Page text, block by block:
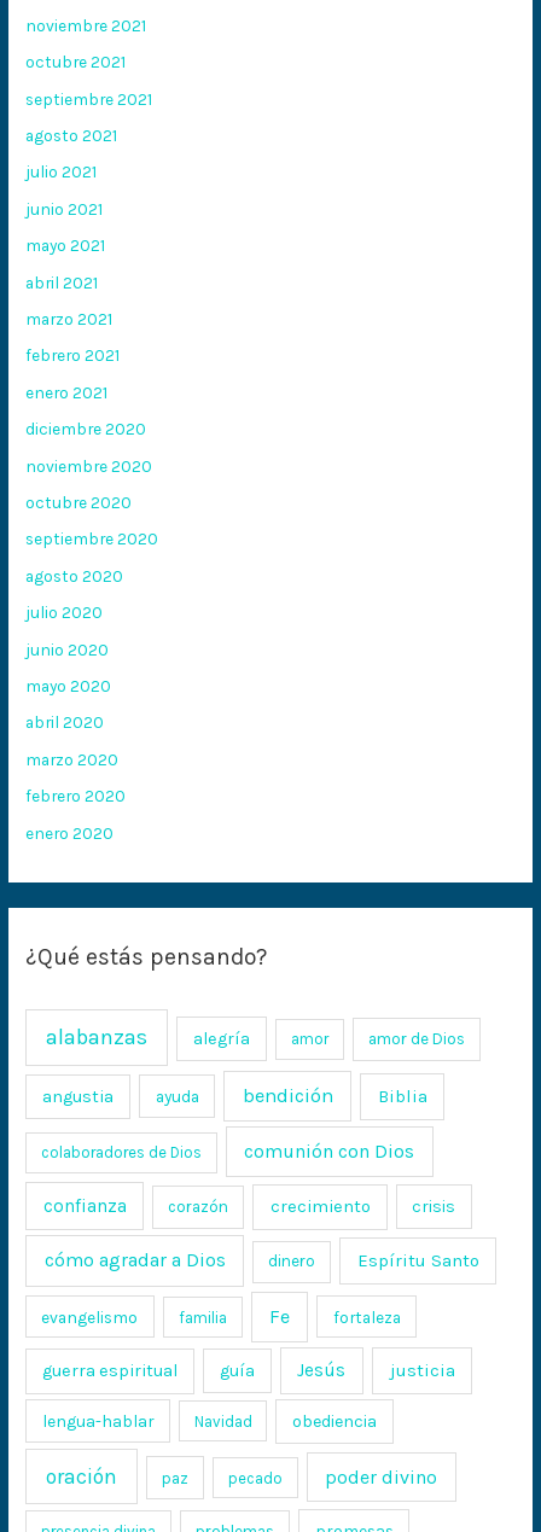
noviembre 2021
octubre 2021
septiembre 2021
agosto 2021
julio 2021
junio 2021
mayo 2021
abril 2021
marzo 2021
febrero 2021
enero 2021
diciembre 2020
noviembre 2020
octubre 2020
septiembre 2020
agosto 2020
julio 2020
junio 2020
mayo 2020
abril 2020
marzo 2020
febrero 2020
enero 2020
¿Qué estás pensando?
alabanzas alegría amor amor de Dios
angustia ayuda bendición Biblia
colaboradores de Dios comunión con Dios
confianza corazón crecimiento crisis
cómo agradar a Dios dinero Espíritu Santo
evangelismo familia Fe fortaleza
guerra espiritual guía Jesús justicia
lengua-hablar Navidad obediencia
oración paz pecado poder divino